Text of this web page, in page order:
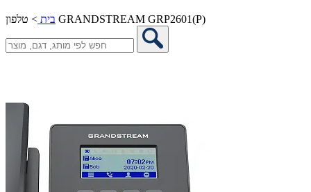
בית > טלפון GRANDSTREAM GRP2601(P)